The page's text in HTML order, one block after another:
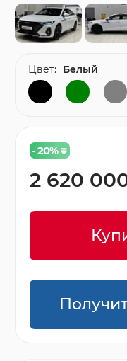
- 20%
2 620
Цвет: Белый